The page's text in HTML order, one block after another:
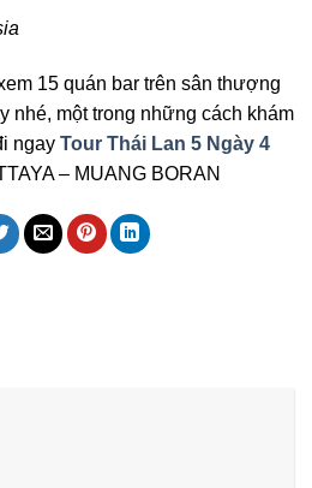
15 quán bar trên sân thượng
nhé, một trong những cách khám
ngay Tour Thái Lan 5 Ngày 4
– MUANG BORAN